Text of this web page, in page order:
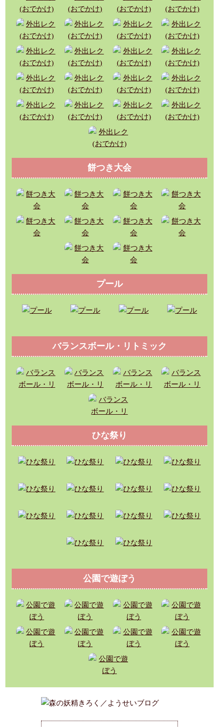
餅つき大会
プール
バランスボール・リトミック
ひな祭り
公園で遊ぼう